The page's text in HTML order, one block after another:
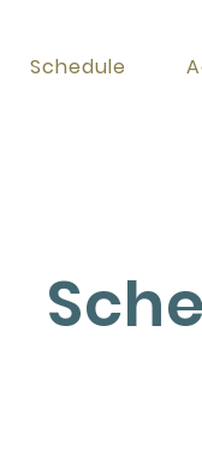
Schedule